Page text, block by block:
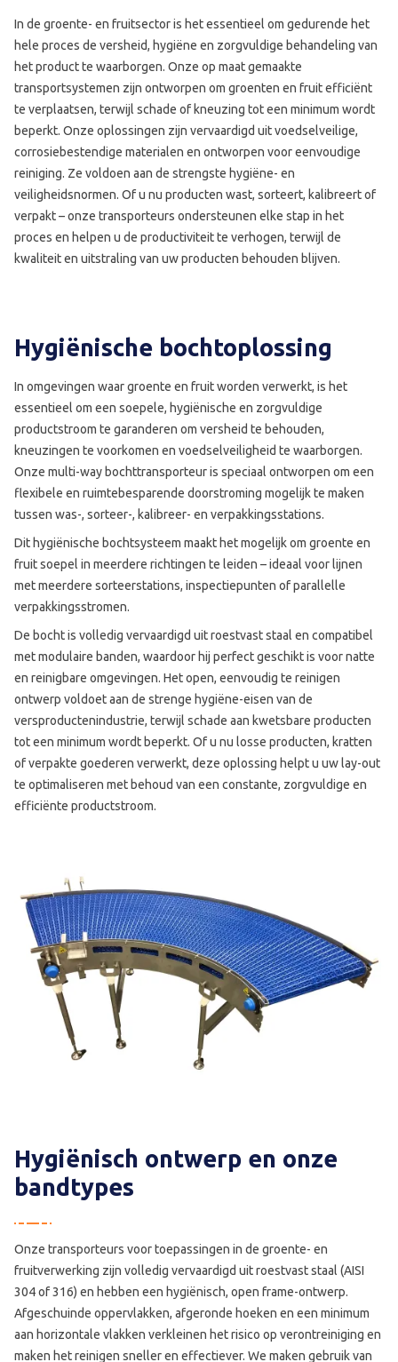
In de groente- en fruitsector is het essentieel om gedurende het
hele proces de versheid, hygiëne en zorgvuldige behandeling van
het product te waarborgen. Onze op maat gemaakte
transportsystemen zijn ontworpen om groenten en fruit efficiënt
te verplaatsen, terwijl schade of kneuzing tot een minimum wordt
beperkt. Onze oplossingen zijn vervaardigd uit voedselveilige,
corrosiebestendige materialen en ontworpen voor eenvoudige
reiniging. Ze voldoen aan de strengste hygiëne- en
veiligheidsnormen. Of u nu producten wast, sorteert, kalibreert of
verpakt – onze transporteurs ondersteunen elke stap in het
proces en helpen u de productiviteit te verhogen, terwijl de
kwaliteit en uitstraling van uw producten behouden blijven.
Hygiënische bochtoplossing
In omgevingen waar groente en fruit worden verwerkt, is het
essentieel om een soepele, hygiënische en zorgvuldige
productstroom te garanderen om versheid te behouden,
kneuzingen te voorkomen en voedselveiligheid te waarborgen.
Onze multi-way bochttransporteur is speciaal ontworpen om een
flexibele en ruimtebesparende doorstroming mogelijk te maken
tussen was-, sorteer-, kalibreer- en verpakkingsstations.
Dit hygiënische bochtsysteem maakt het mogelijk om groente en
fruit soepel in meerdere richtingen te leiden – ideaal voor lijnen
met meerdere sorteerstations, inspectiepunten of parallelle
verpakkingsstromen.
De bocht is volledig vervaardigd uit roestvast staal en compatibel
met modulaire banden, waardoor hij perfect geschikt is voor natte
en reinigbare omgevingen. Het open, eenvoudig te reinigen
ontwerp voldoet aan de strenge hygiëne-eisen van de
versproductenindustrie, terwijl schade aan kwetsbare producten
tot een minimum wordt beperkt. Of u nu losse producten, kratten
of verpakte goederen verwerkt, deze oplossing helpt u uw lay-out
te optimaliseren met behoud van een constante, zorgvuldige en
efficiënte productstroom.
Hygiënisch ontwerp en onze
bandtypes
Onze transporteurs voor toepassingen in de groente- en
fruitverwerking zijn volledig vervaardigd uit roestvast staal (AISI
304 of 316) en hebben een hygiënisch, open frame-ontwerp.
Afgeschuinde oppervlakken, afgeronde hoeken en een minimum
aan horizontale vlakken verkleinen het risico op verontreiniging en
maken het reinigen sneller en effectiever. We maken gebruik van